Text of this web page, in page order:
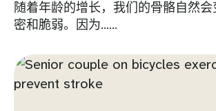
随着年龄的增长，我们的骨骼自然
密和脆弱。因为……